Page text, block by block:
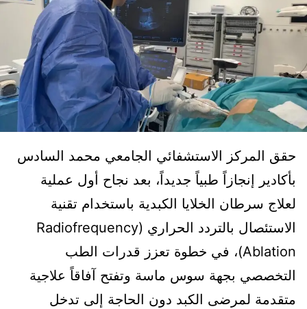
حقق المركز الاستشفائي الجامعي محمد السادس
بأكادير إنجازاً طبياً جديداً، بعد نجاح أول عملية
لعلاج سرطان الخلايا الكبدية باستخدام تقنية
الاستئصال بالتردد الحراري (Radiofrequency
Ablation)، في خطوة تعزز قدرات الطب
التخصصي بجهة سوس ماسة وتفتح آفاقاً علاجية
متقدمة لمرضى الكبد دون الحاجة إلى تدخل